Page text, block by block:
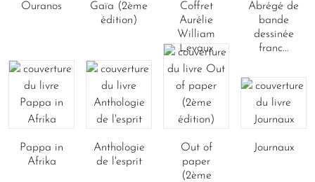
Ouranos
Gaïa (2ème
édition)
Coffret
Aurélie
William
Levaux
Abrégé de
bande
dessinée
franc...
Pappa in
Afrika
Anthologie
de l'esprit
Out of
paper
(2ème
Journaux